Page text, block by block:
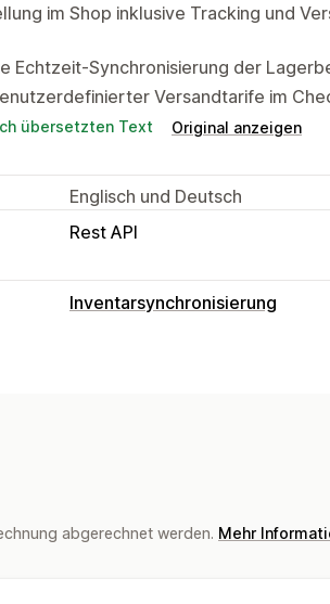
im Shop inklusive Tracking und
Echtzeit-Synchronisierung der
Versandtarife im
übersetzten Text Original anzeigen
Englisch und Deutsch
Rest API
Inventarsynchronisierung
abgerechnet werden. Mehr